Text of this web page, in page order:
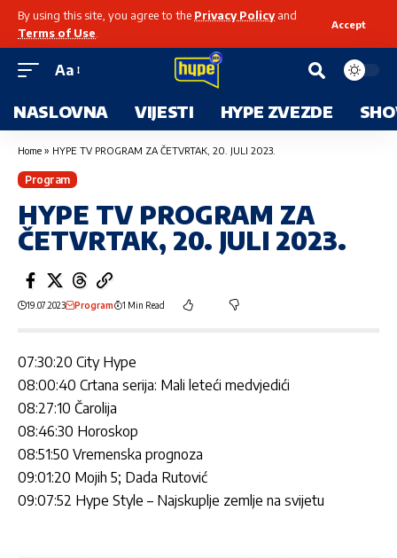
By using this site, you agree to the Privacy Policyand
Terms of Use
Accept
Aa
NASLOVNA VIJESTI HYPE ZVEZDE
Home » HYPE TV PROGRAM ZA ČETVRTAK, 20. JULI 2023.
Program
HYPE TV PROGRAM ZA
ČETVRTAK, 20. JULI 2023.
19.07.2023 Program 1 Min Read
07:30:20 City Hype
08:00:40 Crtana serija: Mali leteći medvjedići
08:27:10 Čarolija
08:46:30 Horoskop
08:51:50 Vremenska prognoza
09:01:20 Mojih 5; Dada Rutović
09:07:52 Hype Style – Najskuplje zemlje na svijetu